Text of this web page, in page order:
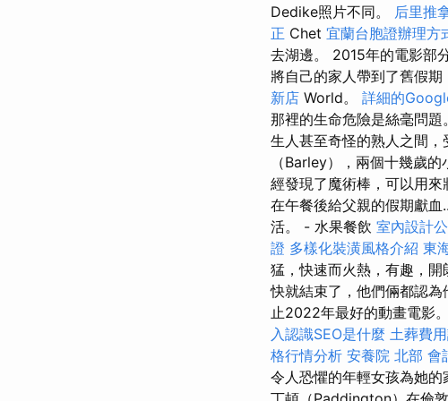
Dedike照片不同。 后里推
正 Chet 宜蘭台胞證辦理方
去湖邊。 2015年的電影部
將自己的家人帶到了舊假
新店 World。 詳細的
那裡的生命危險是絲毫問題
生人甚至奇怪的熟人之間
（Barley），兩個十幾歲
經發現了魔術棒，可以用
在午餐後給父親的假期獻
活。 - 水果餐飲 室內設計
證 多樣化裝潢風格介紹 東
猛，快速而火熱，有趣，
快就結束了，他們倆都認
止2022年最好的動畫電影。
入認識SEO是什麼 土葬費
格行情分析 安養院 北部 會
令人恐懼的年輕女孩為她